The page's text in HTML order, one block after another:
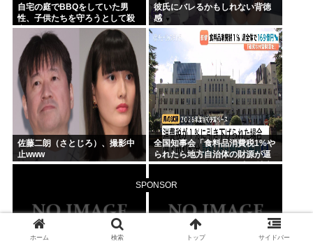
SPONSOR
自宅の庭でBBQをしていた男
性、子供たちを守ろうとして殺
害されてしまう
彼氏にバレるかもしれない背徳
感
佐藤二朗（さとじろ）、撮影中
止www
全国知事会「食料品消費税1%や
られたら地方自治体の財源が逼
迫してしまう 」…この流れ地方
ホーム 検索 トップ サイドバー